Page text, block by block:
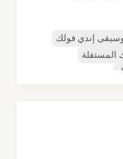
إندي فولك
المستقلة